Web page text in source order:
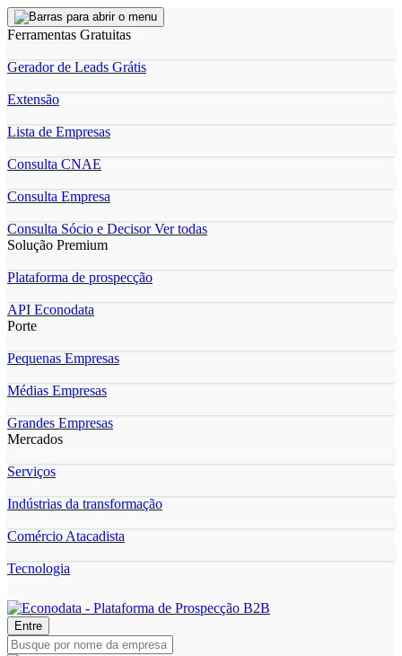
Ferramentas Gratuitas
Gerador de Leads Grátis
Extensão
Lista de Empresas
Consulta CNAE
Consulta Empresa
Consulta Sócio e DecisorVer todas
Solução Premium
Plataforma de prospecção
API Econodata
Porte
Pequenas Empresas
Médias Empresas
Grandes Empresas
Mercados
Serviços
Indústrias da transformação
Comércio Atacadista
Tecnologia
Entre